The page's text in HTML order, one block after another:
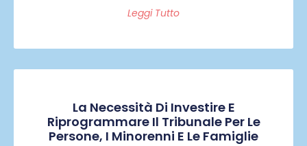
Leggi Tutto
La Necessità Di Investire E
Riprogrammare Il Tribunale Per Le
Persone, I Minorenni E Le Famiglie